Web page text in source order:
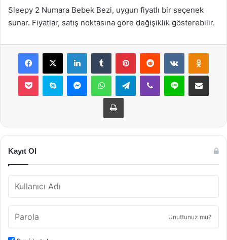
Sleepy 2 Numara Bebek Bezi, uygun fiyatlı bir seçenek
sunar. Fiyatlar, satış noktasına göre değişiklik gösterebilir.
Facebook
X LinkedInTumblr PinterestReddit VKontakte
Pocket Skype MessengerWhatsAppTelegramViber Line E-Posta ile
Yazdır
Kayıt Ol
Unuttunuz mu?